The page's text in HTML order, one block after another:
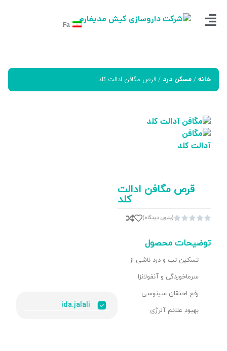
Fa
خانه / مسکن درد / قرص مگافن ادالت کلد
قرص مگافن ادالت
کلد




(بدون دیدگاه)
توضیحات محصول
تسکین تب و درد ناشی از
سرماخوردگی و آنفولانزا
رفع احتقان سینوسی
بهبود علائم آلرژی
ida.jalali